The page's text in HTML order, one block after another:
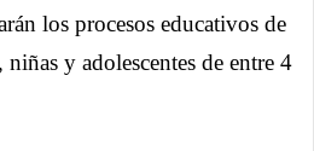
los procesos educativos de
y adolescentes de entre 4